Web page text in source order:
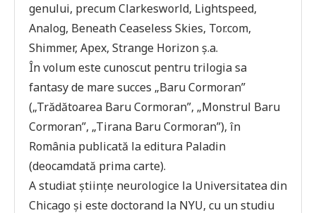
genului, precum Clarkesworld, Lightspeed,
Analog, Beneath Ceaseless Skies, Tor.com,
Shimmer, Apex, Strange Horizon ș.a.
În volum este cunoscut pentru trilogia sa
fantasy de mare succes „Baru Cormoran”
(„Trădătoarea Baru Cormoran”, „Monstrul Baru
Cormoran”, „Tirana Baru Cormoran”), în
România publicată la editura Paladin
(deocamdată prima carte).
A studiat științe neurologice la Universitatea din
Chicago și este doctorand la NYU, cu un studiu